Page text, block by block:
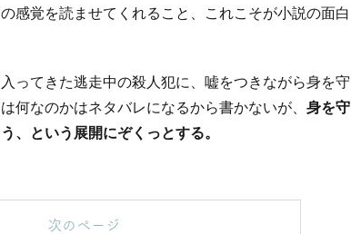
の感覚を読ませてくれること、これこそが小説の面白
ってきた逃走中の殺人犯に、嘘をつきながら身を守
何なのかはネタバレになるから書かないが、 身を守
、という展開にぞくっとする。
次のページ